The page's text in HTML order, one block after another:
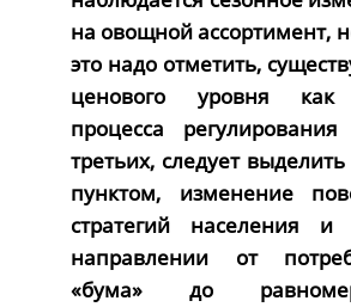
на овощной ассортимент,
это надо отметить,
ценового уровня как
процесса
третьих, следует
пунктом, изменение
стратегий населения
направлении от
«бума» до